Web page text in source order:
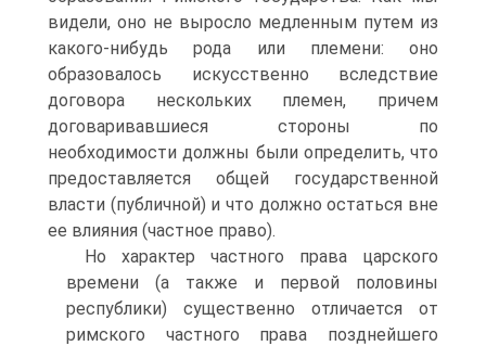
видели, оно не выросло медленным путем из
какого-нибудь рода или племени: оно
образовалось искусственно вследствие
договора нескольких племен, причем
договаривавшиеся стороны по
необходимости должны были определить, что
предоставляется общей государственной
власти (публичной) и что должно остаться вне
ее влияния (частное право).
Но характер частного права царского
времени (а также и первой половины
республики) существенно отличается от
римского частного права позднейшего